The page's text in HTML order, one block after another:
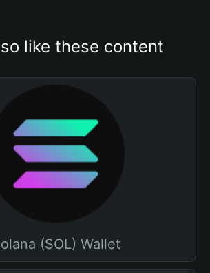
like these content
(SOL) Wallet